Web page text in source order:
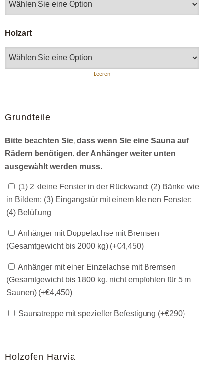
Holzart
Leeren
Grundteile
Bitte beachten Sie, dass wenn Sie eine Sauna auf
Rädern benötigen, der Anhänger weiter unten
ausgewählt werden muss.
(1) 2 kleine Fenster in der Rückwand; (2) Bänke wie
in Bildern; (3) Eingangstür mit einem kleinen Fenster;
(4) Belüftung
Anhänger mit Doppelachse mit Bremsen
(Gesamtgewicht bis 2000 kg) (+€4,450)
Anhänger mit einer Einzelachse mit Bremsen
(Gesamtgewicht bis 1800 kg, nicht empfohlen für 5 m
Saunen) (+€4,450)
Saunatreppe mit spezieller Befestigung (+€290)
Holzofen Harvia